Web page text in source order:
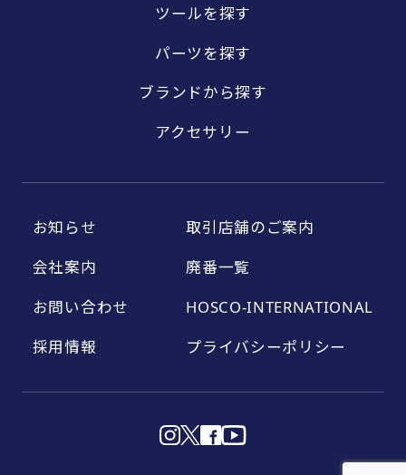
ツールを探す
パーツを探す
ブランドから探す
アクセサリー
お知らせ
会社案内
お問い合わせ
採用情報
取引店舗のご案内
廃番一覧
HOSCO-INTERNATIONAL
プライバシーポリシー